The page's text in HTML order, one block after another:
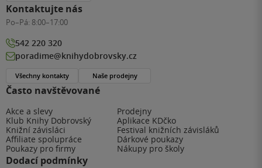
Často navštěvované
Akce a slevy
Prodejny
Klub Knihy Dobrovský
Aplikace KDčko
Knižní závisláci
Festival knižních závisláků
Affiliate spolupráce
Dárkové poukazy
Poukazy pro firmy
Nákupy pro školy
Dodací podmínky
Kontaktujte nás
Po–Pá: 8:00–17:00
542 220 320
poradime@knihydobrovsky.cz
Všechny kontakty Naše prodejny